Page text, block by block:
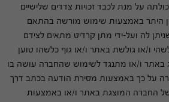
על מנת לכבד זכויות צדדים שלישיים
היתר באמצעות שימוש מורשה בהתאם
לה ועל-ידי מתן קרדיט מתאים לצידם
ו/או גולשת באתר ו/או גוף כלשהו טוען
באתר ו/או מתנגד לשימוש שהחברה עושה בו
על כך באמצעות מסירת הודעה בכתב דרך
החברה המוצגת באתר ו/או באמצעות